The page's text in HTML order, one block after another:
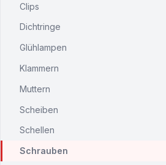
Clips
Dichtringe
Glühlampen
Klammern
Muttern
Scheiben
Schellen
Schrauben